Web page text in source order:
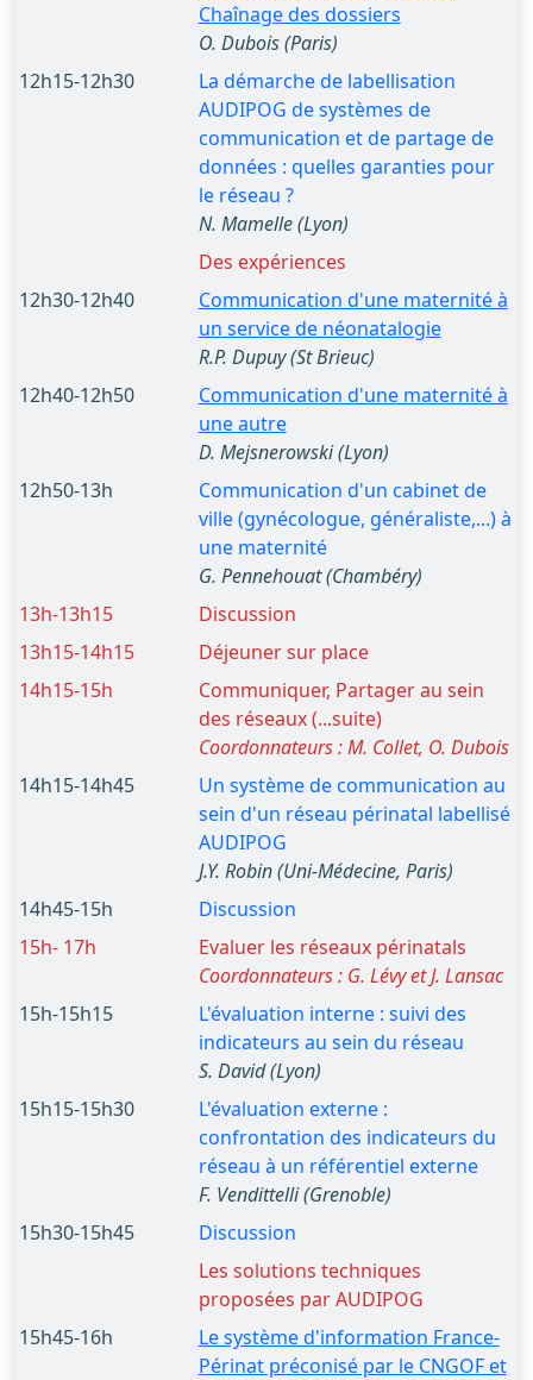
Chaînage des dossiers
O. Dubois (Paris)
12h15-12h30
La démarche de labellisation
AUDIPOG de systèmes de
communication et de partage de
données : quelles garanties pour
le réseau ?
N. Mamelle (Lyon)
Des expériences
12h30-12h40
Communication d'une maternité à
un service de néonatalogie
R.P. Dupuy (St Brieuc)
12h40-12h50
Communication d'une maternité à
une autre
D. Mejsnerowski (Lyon)
12h50-13h
Communication d'un cabinet de
ville (gynécologue, généraliste,...) à
une maternité
G. Pennehouat (Chambéry)
13h-13h15
Discussion
13h15-14h15
Déjeuner sur place
14h15-15h
Communiquer, Partager au sein
des réseaux (...suite)
Coordonnateurs : M. Collet, O. Dubois
14h15-14h45
Un système de communication au
sein d'un réseau périnatal labellisé
AUDIPOG
J.Y. Robin (Uni-Médecine, Paris)
14h45-15h
Discussion
15h- 17h
Evaluer les réseaux périnatals
Coordonnateurs : G. Lévy et J. Lansac
15h-15h15
L'évaluation interne : suivi des
indicateurs au sein du réseau
S. David (Lyon)
15h15-15h30
L'évaluation externe :
confrontation des indicateurs du
réseau à un référentiel externe
F. Vendittelli (Grenoble)
15h30-15h45
Discussion
Les solutions techniques
proposées par AUDIPOG
15h45-16h
Le système d'information France-
Périnat préconisé par le CNGOF et